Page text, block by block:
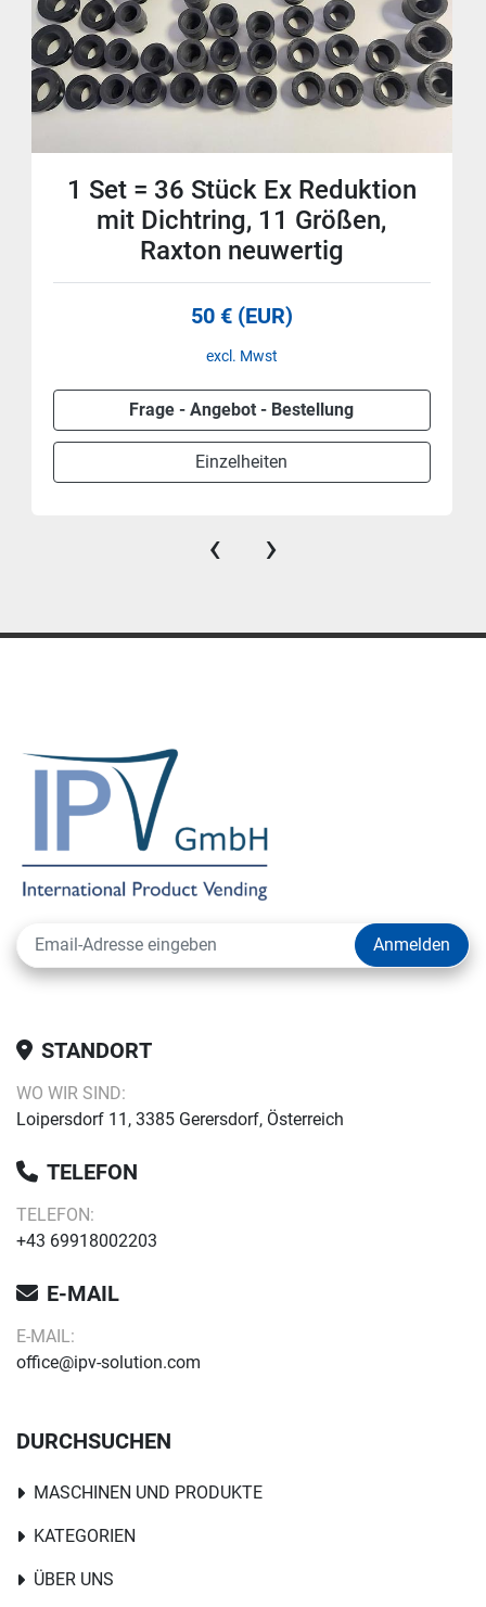
1 Set = 36 Stück Ex Reduktion
mit Dichtring, 11 Größen,
Raxton neuwertig
50 € (EUR)
excl. Mwst
Frage - Angebot - Bestellung
Einzelheiten
‹ ›
Anmelden
STANDORT
WO WIR SIND:
Loipersdorf 11, 3385 Gerersdorf, Österreich
TELEFON
TELEFON:
+43 69918002203
E-MAIL
E-MAIL:
office@ipv-solution.com
DURCHSUCHEN
MASCHINEN UND PRODUKTE
KATEGORIEN
ÜBER UNS